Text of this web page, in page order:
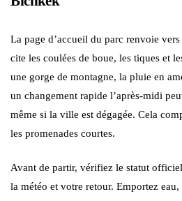
La page d’accueil du parc renvoie
cite les coulées de boue, les tiques et
une gorge de montagne, la pluie en
un changement rapide l’après-midi
même si la ville est dégagée. Cela
les promenades courtes.
Avant de partir, vérifiez le statut
la météo et votre retour. Emportez